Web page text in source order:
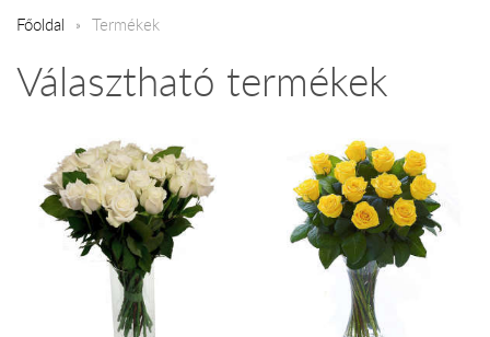
Főoldal Termékek
Választható termékek